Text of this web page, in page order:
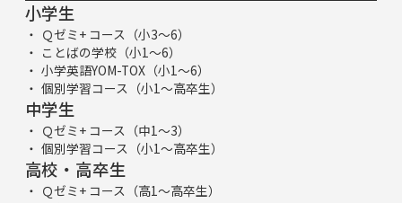
小学生
Ｑゼミ+ コース（小3～6）
ことばの学校（小1～6）
小学英語YOM-TOX（小1～6）
個別学習コース（小1～高卒生）
中学生
Ｑゼミ+ コース（中1～3）
個別学習コース（小1～高卒生）
高校・高卒生
Ｑゼミ+ コース（高1～高卒生）